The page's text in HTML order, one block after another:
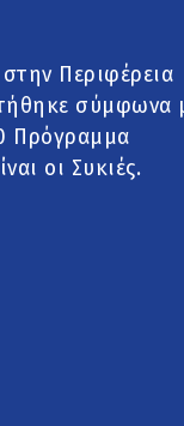
Περιφέρεια
σύμφωνα
Πρόγραμμα
οι Συκιές.